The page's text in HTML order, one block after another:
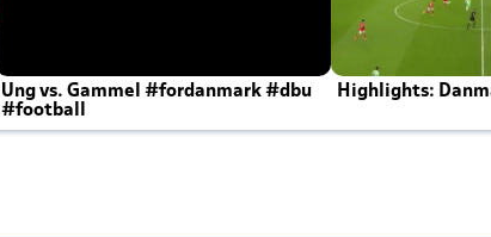
Ung vs. Gammel #fordanmark #dbu
#football
Highlights: